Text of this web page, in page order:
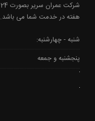
هفته در خدمت شما می باشد.
شنبه - چهارشنبه:
پنجشنبه و جمعه